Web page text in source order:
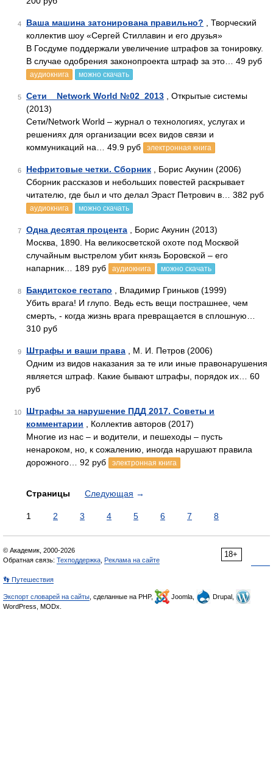
4 Ваша машина затонирована правильно? , Творческий
коллектив шоу «Сергей Стиллавин и его друзья»
В Госдуме поддержали увеличение штрафов за тонировку.
В случае одобрения законопроекта штраф за это… 49 руб
аудиокнига можно скачать
5 Сети _ Network World №02_2013 , Открытые системы
(2013)
Сети/Network World – журнал о технологиях, услугах и
решениях для организации всех видов связи и
коммуникаций на… 49.9 руб
электронная книга
6 Нефритовые четки. Сборник , Борис Акунин (2006)
Сборник рассказов и небольших повестей раскрывает
читателю, где был и что делал Эраст Петрович в… 382 руб
аудиокнига можно скачать
7 Одна десятая процента , Борис Акунин (2013)
Москва, 1890. На великосветской охоте под Москвой
случайным выстрелом убит князь Боровской – его
напарник… 189 руб
аудиокнига можно скачать
8 Бандитское гестапо , Владимир Гриньков (1999)
Убить врага! И глупо. Ведь есть вещи пострашнее, чем
смерть, - когда жизнь врага превращается в сплошную…
310 руб
9 Штрафы и ваши права , М. И. Петров (2006)
Одним из видов наказания за те или иные правонарушения
является штраф. Какие бывают штрафы, порядок их… 60
руб
10
Штрафы за нарушение ПДД 2017. Советы и
комментарии , Коллектив авторов (2017)
Многие из нас – и водители, и пешеходы – пусть
ненароком, но, к сожалению, иногда нарушают правила
дорожного… 92 руб
электронная книга
Страницы Следующая →
1 2 3 4 5 6 7 8
18+
© Академик, 2000-2026
Обратная связь: Техподдержка Реклама на сайте
👣 Путешествия
Экспорт словарей на сайты , сделанные на PHP, Joomla,
Drupal,
WordPress, MODx.